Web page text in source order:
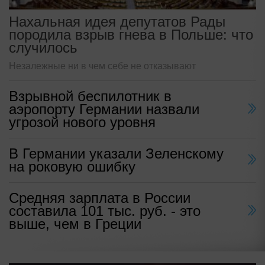
Нахальная идея депутатов Рады
породила взрыв гнева в Польше: что
случилось
Незалежные ни в чем себе не отказывают
Взрывной беспилотник в
аэропорту Германии назвали
угрозой нового уровня
В Германии указали Зеленскому
на роковую ошибку
Средняя зарплата в России
составила 101 тыс. руб. - это
выше, чем в Греции